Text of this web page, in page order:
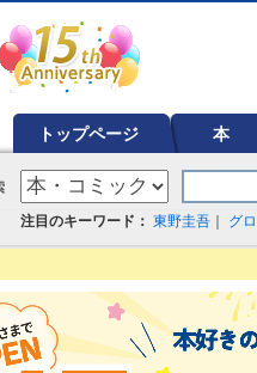
トップページ 本
注目のキーワード： 東野圭吾 グ